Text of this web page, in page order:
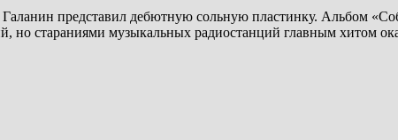
представил дебютную сольную пластинку. Альбом
но стараниями музыкальных радиостанций главным хитом